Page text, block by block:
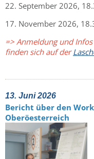
22. September 2026,
17. November 2026,
=> Anmeldung und
finden sich auf der
13. Juni 2026
Bericht über den
Oberöesterreich